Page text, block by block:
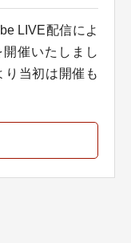
LIVE配信によ
催いたしまし
り当初は開催も